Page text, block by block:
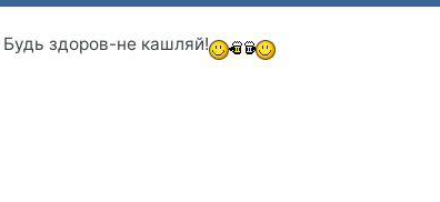
здоров-не кашляй!